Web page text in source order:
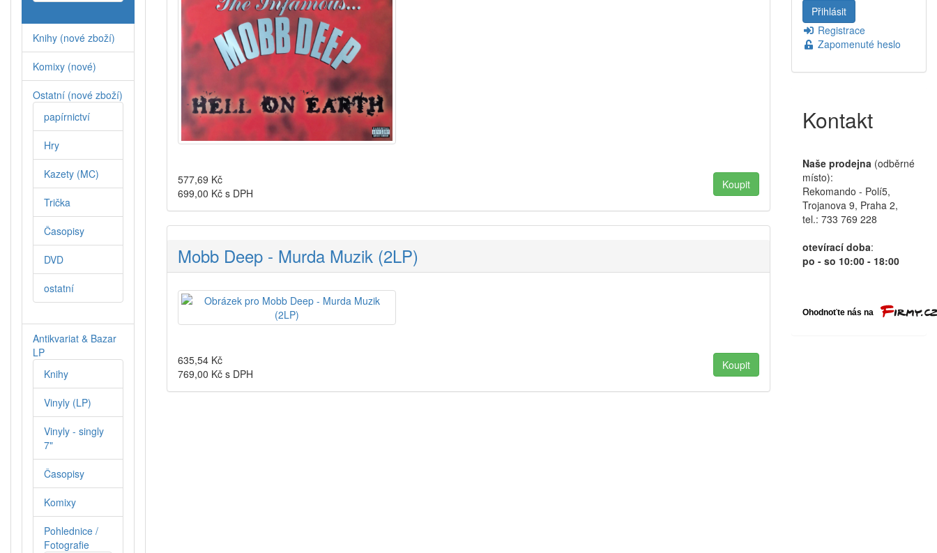
577,69 Kč
699,00 Kč s DPH
Mobb Deep - Murda Muzik (2LP)
635,54 Kč
769,00 Kč s DPH
Knihy (nové zboží)
Komixy (nové)
Ostatní (nové zboží)
papírnictví
Hry
Kazety (MC)
Trička
Časopisy
DVD
ostatní
Antikvariat & Bazar
LP
Knihy
Vinyly (LP)
Vinyly - singly
7"
Časopisy
Komixy
Pohlednice /
Fotografie
Registrace
Zapomenuté heslo
Kontakt
Naše prodejna (odběrné
místo):
Rekomando - Polí5,
Trojanova 9, Praha 2,
tel.: 733 769 228
otevírací doba:
po - so 10:00 - 18:00